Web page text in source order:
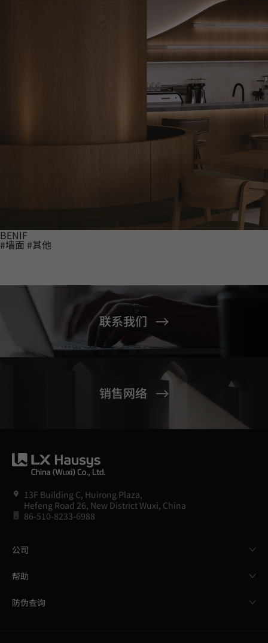
BENIF
#墙面 #其他
联系我们
销售网络
13F Building C, Huirong Plaza,
Hefeng Road 26, New District Wuxi, China
86-510-8233-6988
公司
帮助
防伪查询